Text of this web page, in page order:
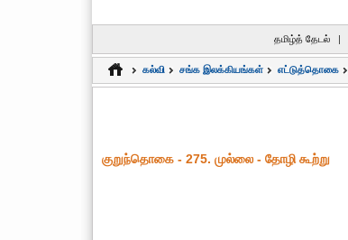
தமிழ்த் தேடல் |
கல்வி சங்க இலக்கியங்கள் எட்டுத்தொகை
குறுந்தொகை - 275. முல்லை - தோழி கூற்று